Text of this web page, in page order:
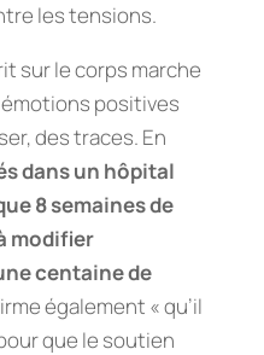
les tensions.
sur le corps marche
positives
des traces. En
dans un hôpital
8 semaines de
modifier
centaine de
également « qu’il
que le soutien